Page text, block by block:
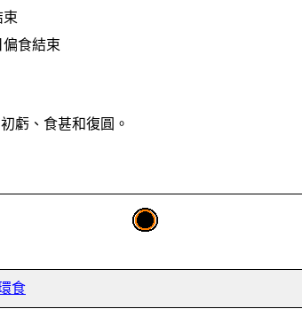
束
食結束
虧、食甚和復圓。
食